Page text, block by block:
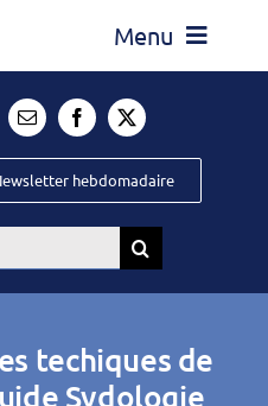
Menu
hebdomadaire
techiques de
Sydologie